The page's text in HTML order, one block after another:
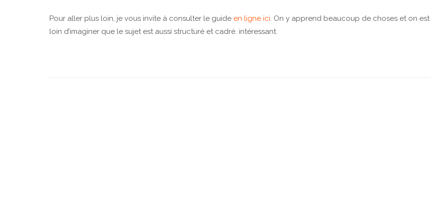
Pour aller plus loin, je vous invite à consulter le guide en ligne ici. On y apprend beaucoup de choses et on est
loin d’imaginer que le sujet est aussi structuré et cadré. intéressant.